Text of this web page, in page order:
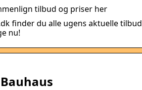
tilbud og priser her
finder du alle ugens aktuelle tilbud
nu!